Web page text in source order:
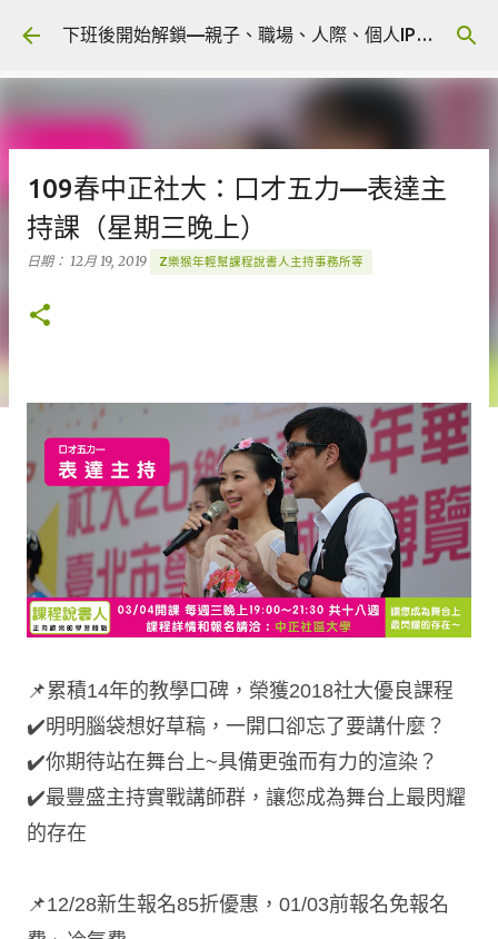
跳到主要內容 下班後開始解鎖—親子、職場、人際、個人IP 🎧 Podcast
109春中正社大：口才五力—表達主
持課（星期三晚上）
日期： 12月 19, 2019 Z樂猴年輕幫課程說書人主持事務所等
📌累積14年的教學口碑，榮獲2018社大優良課程
✔️明明腦袋想好草稿，一開口卻忘了要講什麼？
✔️你期待站在舞台上~具備更強而有力的渲染？
✔️最豐盛主持實戰講師群，讓您成為舞台上最閃耀
的存在
📌12/28新生報名85折優惠，01/03前報名免報名